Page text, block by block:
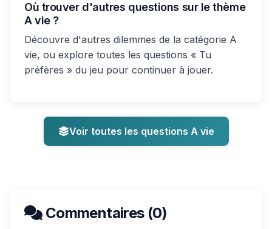
Où trouver d'autres questions sur le thème
A vie ?
Découvre d'autres dilemmes de la catégorie A
vie, ou explore toutes les questions « Tu
préfères » du jeu pour continuer à jouer.
Voir toutes les questions A vie
Commentaires (0)